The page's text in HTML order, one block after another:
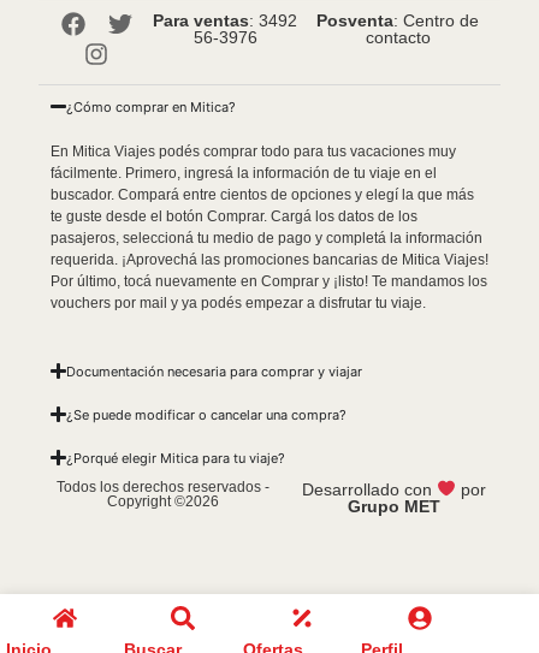
Para ventas: 3492
56-3976
Posventa: Centro de
contacto
¿Cómo comprar en Mitica?
En Mitica Viajes podés comprar todo para tus vacaciones muy
fácilmente. Primero, ingresá la información de tu viaje en el
buscador. Compará entre cientos de opciones y elegí la que más
te guste desde el botón Comprar. Cargá los datos de los
pasajeros, seleccioná tu medio de pago y completá la información
requerida. ¡Aprovechá las promociones bancarias de Mitica Viajes!
Por último, tocá nuevamente en Comprar y ¡listo! Te mandamos los
vouchers por mail y ya podés empezar a disfrutar tu viaje.
Documentación necesaria para comprar y viajar
¿Se puede modificar o cancelar una compra?
¿Porqué elegir Mitica para tu viaje?
Todos los derechos reservados -
Copyright ©2026
Desarrollado con
por
Grupo MET